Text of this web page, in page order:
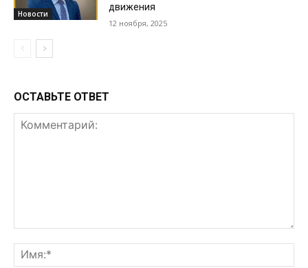
Новости
движения
12 ноября, 2025
ОСТАВЬТЕ ОТВЕТ